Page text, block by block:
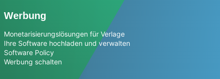
Werbung
Monetarisierungslösungen für Verlage
Ihre Software hochladen und verwalten
Software Policy
Werbung schalten